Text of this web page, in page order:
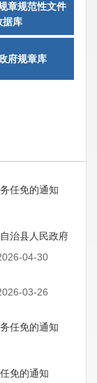
章规范性文件
据库
府规章库
任免的通知
治县人民政府
04-30
03-26
任免的通知
免的通知